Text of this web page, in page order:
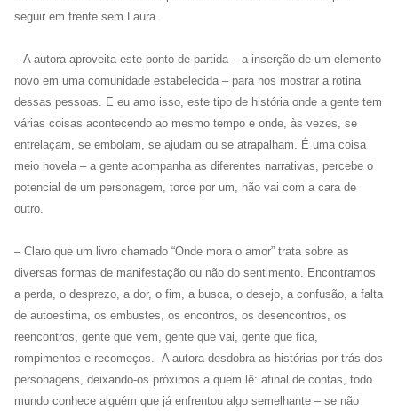
seguir em frente sem Laura.
– A autora aproveita este ponto de partida – a inserção de um elemento
novo em uma comunidade estabelecida – para nos mostrar a rotina
dessas pessoas. E eu amo isso, este tipo de história onde a gente tem
várias coisas acontecendo ao mesmo tempo e onde, às vezes, se
entrelaçam, se embolam, se ajudam ou se atrapalham. É uma coisa
meio novela – a gente acompanha as diferentes narrativas, percebe o
potencial de um personagem, torce por um, não vai com a cara de
outro.
– Claro que um livro chamado “Onde mora o amor” trata sobre as
diversas formas de manifestação ou não do sentimento. Encontramos
a perda, o desprezo, a dor, o fim, a busca, o desejo, a confusão, a falta
de autoestima, os embustes, os encontros, os desencontros, os
reencontros, gente que vem, gente que vai, gente que fica,
rompimentos e recomeços. A autora desdobra as histórias por trás dos
personagens, deixando-os próximos a quem lê: afinal de contas, todo
mundo conhece alguém que já enfrentou algo semelhante – se não